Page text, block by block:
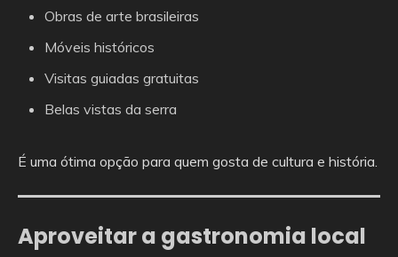
Obras de arte brasileiras
Móveis históricos
Visitas guiadas gratuitas
Belas vistas da serra
É uma ótima opção para quem gosta de cultura e história.
Aproveitar a gastronomia local